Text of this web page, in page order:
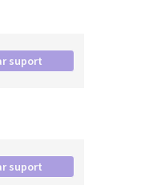
suport
suport